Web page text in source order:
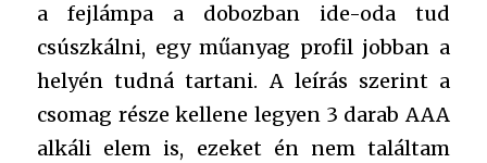
a fejlámpa a dobozban ide-oda tud
csúszkálni, egy műanyag profil jobban a
helyén tudná tartani. A leírás szerint a
csomag része kellene legyen 3 darab AAA
alkáli elem is, ezeket én nem találtam